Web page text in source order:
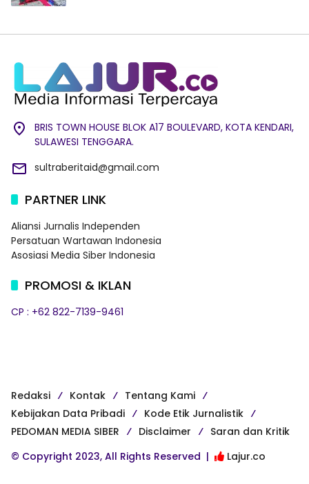
BRIS TOWN HOUSE BLOK A17 BOULEVARD, KOTA KENDARI,
SULAWESI TENGGARA.
sultraberitaid@gmail.com
PARTNER LINK
Aliansi Jurnalis Independen
Persatuan Wartawan Indonesia
Asosiasi Media Siber Indonesia
PROMOSI & IKLAN
CP : +62 822-7139-9461
Redaksi Kontak
Tentang Kami
Kebijakan Data Pribadi
Kode Etik Jurnalistik
PEDOMAN MEDIA SIBER
Disclaimer
Saran dan Kritik
© Copyright 2023, All Rights Reserved |
Lajur.co